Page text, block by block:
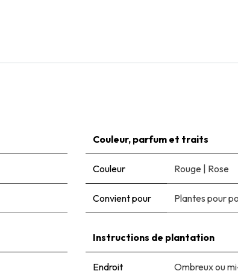
Couleur, parfum et traits
Couleur Rouge Rose
Convient pour Plantes pour
Instructions de plantation
Endroit
Ombreux ou